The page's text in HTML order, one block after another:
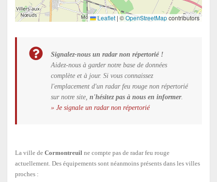
Leaflet | ©OpenStreetMapcontributors
Signalez-nous un radar non répertorié !
Aidez-nous à garder notre base de données
complète et à jour. Si vous connaissez
l'emplacement d'un radar feu rouge non répertorié
sur notre site, n'hésitez pas à nous en informer.
» Je signale un radar non répertorié
La ville de Cormontreuil ne compte pas de radar feu rouge
actuellement. Des équipements sont néanmoins présents dans les villes
proches :